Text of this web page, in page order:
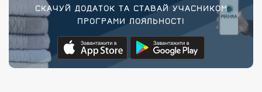
СКАЧУЙ ДОДАТОК ТА СТАВАЙ УЧАСНИКОМ
ПРОГРАМИ ЛОЯЛЬНОСТІ